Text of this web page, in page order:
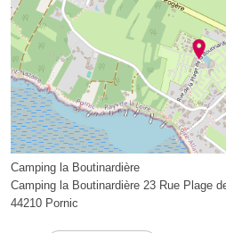
Camping la Boutinardière
Camping la Boutinardière 23 Rue Plage
44210 Pornic